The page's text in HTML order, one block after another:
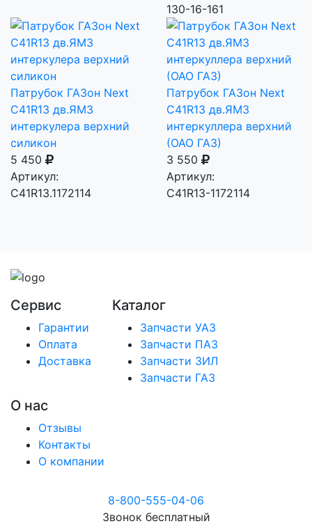
130-16-161
Патрубок ГАЗон Next
C41R13 дв.ЯМЗ
интеркулера верхний
силикон
5 450
Артикул:
C41R13.1172114
Патрубок ГАЗон Next
C41R13 дв.ЯМЗ
интеркуллера верхний
(ОАО ГАЗ)
3 550
Артикул:
С41R13-1172114
Сервис
Гарантии
Оплата
Доставка
Каталог
Запчасти УАЗ
Запчасти ПАЗ
Запчасти ЗИЛ
Запчасти ГАЗ
О нас
Отзывы
Контакты
О компании
8-800-555-04-06
Звонок бесплатный